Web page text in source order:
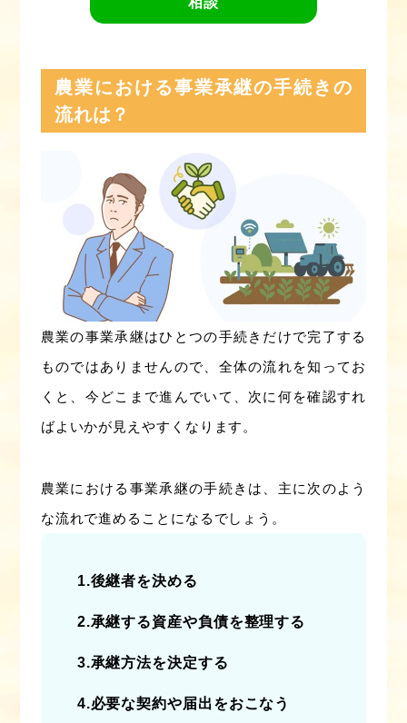
農業における事業承継の手続きの
流れは？
農業の事業承継はひとつの手続きだけで完了する
ものではありませんので、全体の流れを知ってお
くと、今どこまで進んでいて、次に何を確認すれ
ばよいかが見えやすくなります。
農業における事業承継の手続きは、主に次のよう
な流れで進めることになるでしょう。
1.後継者を決める
2.承継する資産や負債を整理する
3.承継方法を決定する
4.必要な契約や届出をおこなう